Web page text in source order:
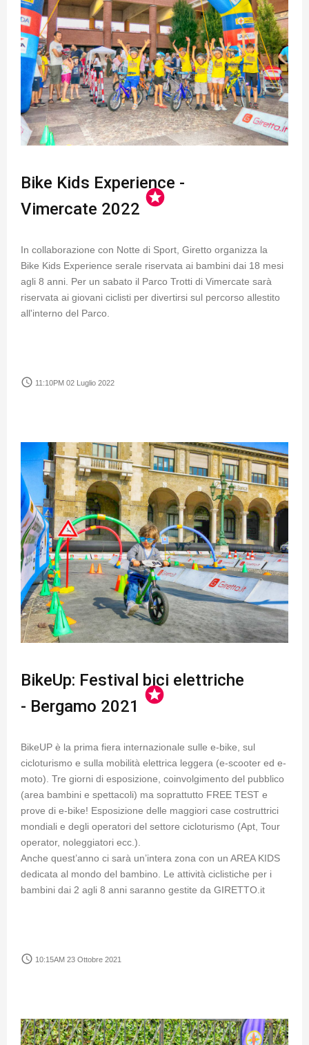
Bike Kids Experience -
Vimercate 2022
stars
In collaborazione con Notte di Sport, Giretto organizza la
Bike Kids Experience serale riservata ai bambini dai 18 mesi
agli 8 anni. Per un sabato il Parco Trotti di Vimercate sarà
riservata ai giovani ciclisti per divertirsi sul percorso allestito
all'interno del Parco.
access_time 11:10PM 02 Luglio 2022
BikeUp: Festival bici elettriche
- Bergamo 2021
stars
BikeUP è la prima fiera internazionale sulle e-bike, sul
cicloturismo e sulla mobilità elettrica leggera (e-scooter ed e-
moto). Tre giorni di esposizione, coinvolgimento del pubblico
(area bambini e spettacoli) ma soprattutto FREE TEST e
prove di e-bike! Esposizione delle maggiori case costruttrici
mondiali e degli operatori del settore cicloturismo (Apt, Tour
operator, noleggiatori ecc.).
Anche quest’anno ci sarà un’intera zona con un AREA KIDS
dedicata al mondo del bambino. Le attività ciclistiche per i
bambini dai 2 agli 8 anni saranno gestite da GIRETTO.it
access_time 10:15AM 23 Ottobre 2021